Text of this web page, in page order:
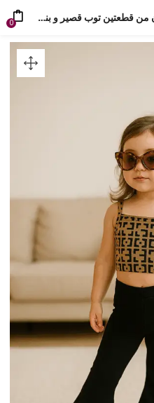
طقم بناتي كاجوال صيفي مكون من قطعتين توب قصير و بنطلون بقصة واسعة بتصميم جذاب 0